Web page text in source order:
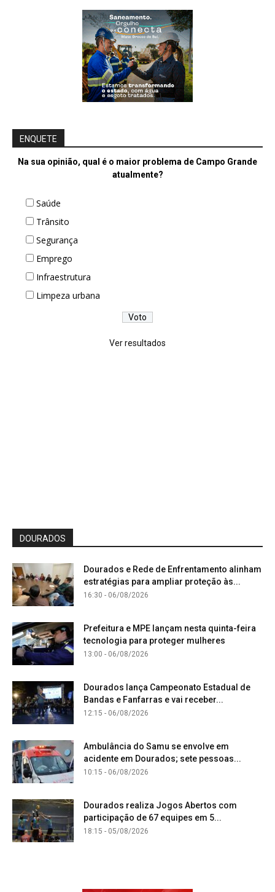
ENQUETE
Na sua opinião, qual é o maior problema de Campo Grande
atualmente?
Saúde
Trânsito
Segurança
Emprego
Infraestrutura
Limpeza urbana
Ver resultados
DOURADOS
Dourados e Rede de Enfrentamento alinham
estratégias para ampliar proteção às...
16:30 - 06/08/2026
Prefeitura e MPE lançam nesta quinta-feira
tecnologia para proteger mulheres
13:00 - 06/08/2026
Dourados lança Campeonato Estadual de
Bandas e Fanfarras e vai receber...
12:15 - 06/08/2026
Ambulância do Samu se envolve em
acidente em Dourados; sete pessoas...
10:15 - 06/08/2026
Dourados realiza Jogos Abertos com
participação de 67 equipes em 5...
18:15 - 05/08/2026